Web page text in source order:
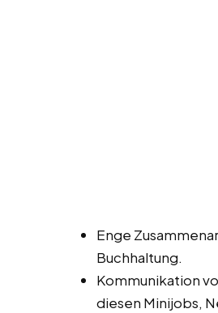
Enge
Buchhaltung.
Kommunikation
diesen Minijobs,